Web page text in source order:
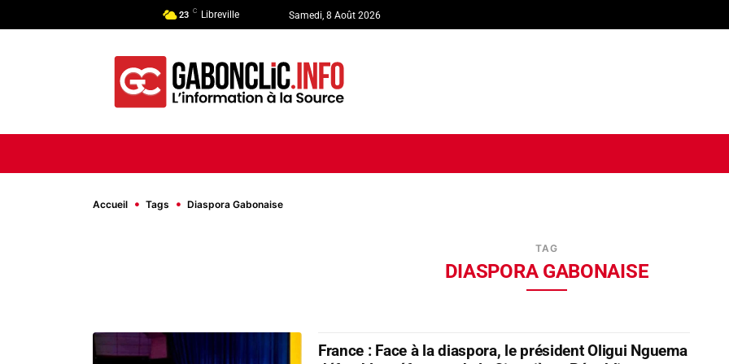
23 C Libreville Samedi, 8 Août 2026
Accueil Tags Diaspora Gabonaise
TAG
DIASPORA GABONAISE
France : Face à la diaspora, le président Oligui Nguema